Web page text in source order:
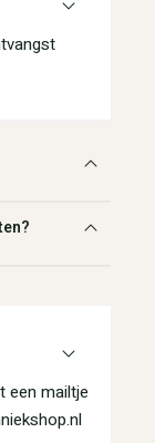
een mailtje